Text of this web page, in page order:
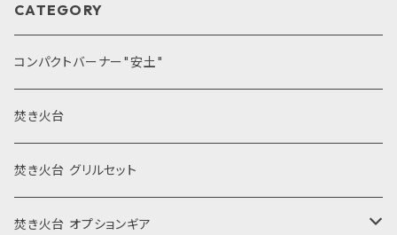
CATEGORY
コンパクトバーナー"安土"
焚き火台
焚き火台 グリルセット
焚き火台 オプションギア